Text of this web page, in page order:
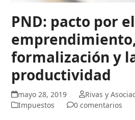
PND: pacto por el
formalización y
productividad
mayo 28, 2019
Rivas y
Impuestos
0 comentarios